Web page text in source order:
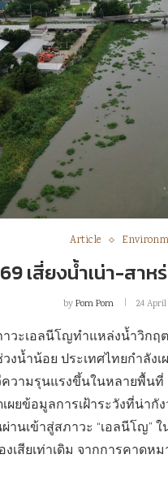
Article
เสี่ยงน้ำเน่า-สาห
byPom Pom 24
วะเอลนีโญทำแหล่งน้ำวิก
งน้ำน้อย ประเทศไทยกำลั
วามรุนแรงขึ้นในหลายพื้น
ผยข้อมูลการเฝ้าระวังที่น่า
านเข้าสู่สภาวะ “เอลนีโญ
เสียเท่าเดิม จากการคาด